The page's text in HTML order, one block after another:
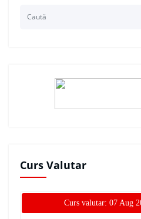
Curs Valutar
Curs valutar: 07 Aug